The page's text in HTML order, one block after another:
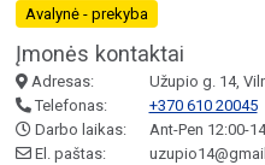
Avalynė - prekyba
Įmonės kontaktai
Adresas:
Užupio g. 14,
Telefonas:
+370 610 20045
Darbo laikas:
Ant-Pen 12:00-
El. paštas: